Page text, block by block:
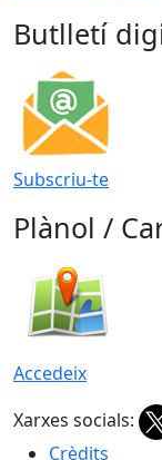
Butlletí
Subscriu-te
Plànol /
Accedeix
Xarxes socials:
Crèdits